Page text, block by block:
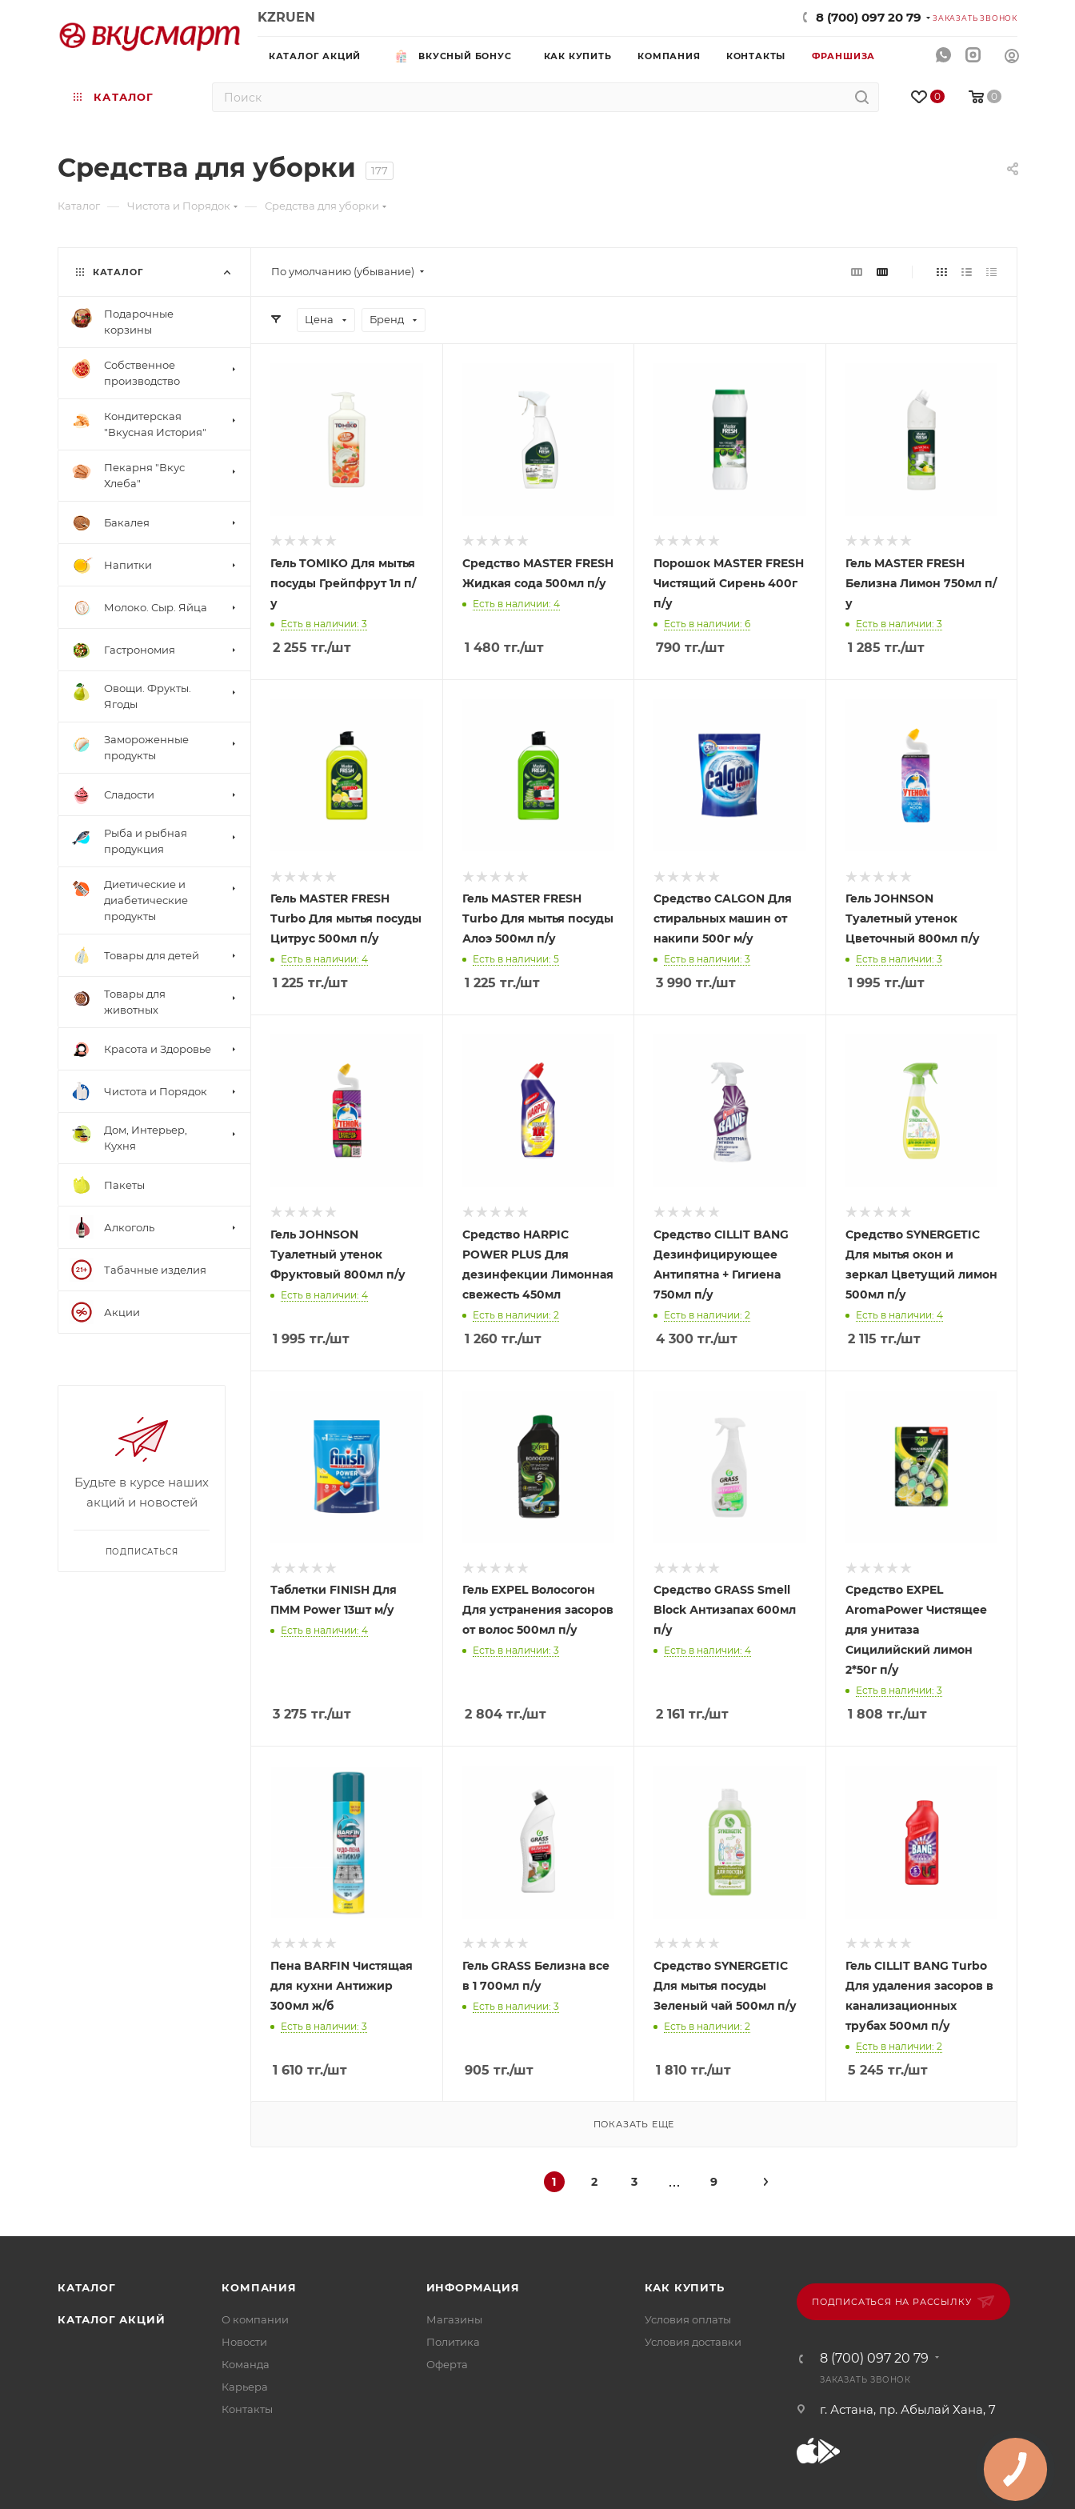
KZRUEN 8 (700) 097 20 79 ЗАКАЗАТЬ ЗВОНОК
КАТАЛОГ АКЦИЙ ВКУСНЫЙ БОНУС КАК КУПИТЬ КОМПАНИЯ КОНТАКТЫ ФРАНШИЗА
0 0
КАТАЛОГ
Средства для уборки 177
Каталог — Чистота и Порядок — Средства для уборки
По умолчанию (убывание)
Цена Бренд
Гель TOMIKO Для мытья
посуды Грейпфрут 1л п/
у
Есть в наличии: 3
2 255 тг./шт
Средство MASTER FRESH
Жидкая сода 500мл п/у
Есть в наличии: 4
1 480тг./шт
Порошок MASTER FRESH
Чистящий Сирень 400г
п/у
Есть в наличии: 6
790 тг./шт
Гель MASTER FRESH
Белизна Лимон 750мл п/
у
Есть в наличии: 3
1 285 тг./шт
Гель MASTER FRESH
Turbo Для мытья посуды
Цитрус 500мл п/у
Есть в наличии: 4
1 225 тг./шт
Гель MASTER FRESH
Turbo Для мытья посуды
Алоэ 500мл п/у
Есть в наличии: 5
1 225 тг./шт
Средство CALGON Для
стиральных машин от
накипи 500г м/у
Есть в наличии: 3
3 990 тг./шт
Гель JOHNSON
Туалетный утенок
Цветочный 800мл п/у
Есть в наличии: 3
1 995 тг./шт
Гель JOHNSON
Туалетный утенок
Фруктовый 800мл п/у
Есть в наличии: 4
1 995 тг./шт
Средство HARPIC
POWER PLUS Для
дезинфекции Лимонная
свежесть 450мл
Есть в наличии: 2
1 260тг./шт
Средство CILLIT BANG
Дезинфицирующее
Антипятна + Гигиена
750мл п/у
Есть в наличии: 2
4 300 тг./шт
Средство SYNERGETIC
Для мытья окон и
зеркал Цветущий лимон
500мл п/у
Есть в наличии: 4
2 115 тг./шт
Таблетки FINISH Для
ПММ Power 13шт м/у
Есть в наличии: 4
3 275 тг./шт
Гель EXPEL Волосогон
Для устранения засоров
от волос 500мл п/у
Есть в наличии: 3
2 804тг./шт
Средство GRASS Smell
Block Антизапах 600мл
п/у
Есть в наличии: 4
2 161 тг./шт
Средство EXPEL
AromaPower Чистящее
для унитаза
Сицилийский лимон
2*50г п/у
Есть в наличии: 3
1 808 тг./шт
Пена BARFIN Чистящая
для кухни Антижир
300мл ж/б
Есть в наличии: 3
1 610 тг./шт
Гель GRASS Белизна все
в 1 700мл п/у
Есть в наличии: 3
905 тг./шт
Средство SYNERGETIC
Для мытья посуды
Зеленый чай 500мл п/у
Есть в наличии: 2
1 810 тг./шт
Гель CILLIT BANG Turbo
Для удаления засоров в
канализационных
трубах 500мл п/у
Есть в наличии: 2
5 245 тг./шт
ПОКАЗАТЬ ЕЩЕ
1 2 3 9
КАТАЛОГ
Подарочные
корзины
Собственное
производство
Кондитерская
"Вкусная История"
Пекарня "Вкус
Хлеба"
Бакалея
Напитки
Молоко. Сыр. Яйца
Гастрономия
Овощи. Фрукты.
Ягоды
Замороженные
продукты
Сладости
Рыба и рыбная
продукция
Диетические и
диабетические
продукты
Товары для детей
Товары для
животных
Красота и Здоровье
Чистота и Порядок
Дом, Интерьер,
Кухня
Пакеты
Алкоголь
Табачные изделия
Акции
Будьте в курсе наших
акций и новостей
ПОДПИСАТЬСЯ
КАТАЛОГ
КАТАЛОГ АКЦИЙ
КОМПАНИЯ
О компании
Новости
Команда
Карьера
Контакты
ИНФОРМАЦИЯ
Магазины
Политика
Офертa
КАК КУПИТЬ
Условия оплаты
Условия доставки
ПОДПИСАТЬСЯ НА РАССЫЛКУ
8 (700) 097 20 79
ЗАКАЗАТЬ ЗВОНОК
г. Астана, пр. Абылай Хана, 7